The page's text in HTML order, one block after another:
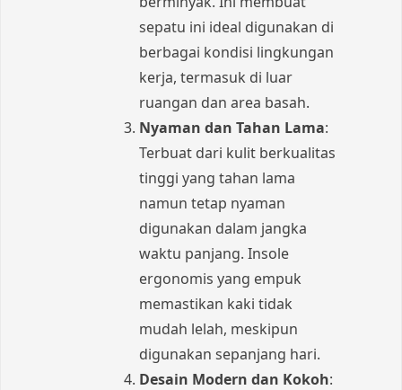
sepatu ini ideal digunakan di
berbagai kondisi lingkungan
kerja, termasuk di luar
ruangan dan area basah.
Nyaman dan Tahan Lama:
Terbuat dari kulit berkualitas
tinggi yang tahan lama
namun tetap nyaman
digunakan dalam jangka
waktu panjang. Insole
ergonomis yang empuk
memastikan kaki tidak
mudah lelah, meskipun
digunakan sepanjang hari.
Desain Modern dan Kokoh: